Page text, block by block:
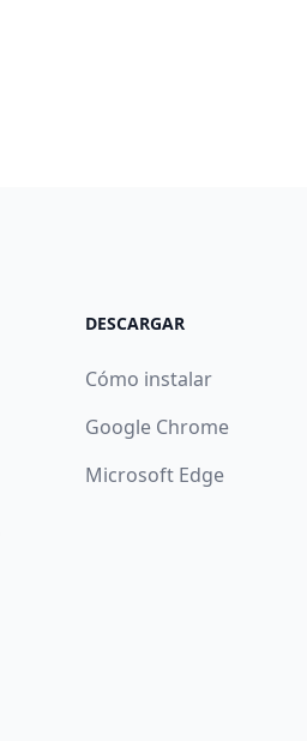
DESCARGAR
Cómo instalar
Google Chrome
Microsoft Edge